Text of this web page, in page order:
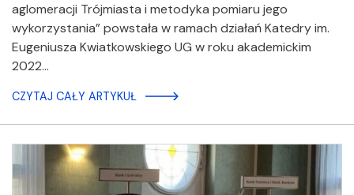
aglomeracji Trójmiasta i metodyka pomiaru jego
wykorzystania” powstała w ramach działań Katedry im.
Eugeniusza Kwiatkowskiego UG w roku akademickim
2022…
CZYTAJ CAŁY ARTYKUŁ